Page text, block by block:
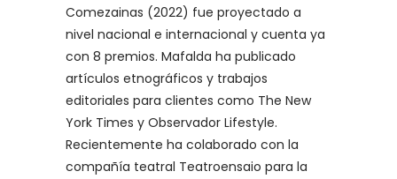
Comezainas (2022) fue proyectado a
nivel nacional e internacional y cuenta ya
con 8 premios. Mafalda ha publicado
artículos etnográficos y trabajos
editoriales para clientes como The New
York Times y Observador Lifestyle.
Recientemente ha colaborado con la
compañía teatral Teatroensaio para la